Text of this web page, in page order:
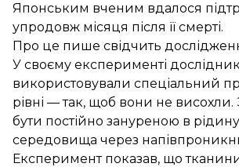
Японським вченим вдалося
упродовж місяця після її смерті.
Про це пише свідчить
У своєму експерименті
використовували спеціальний
рівні — так, щоб вони не
бути постійно зануреною в
середовища через
Експеримент показав, що